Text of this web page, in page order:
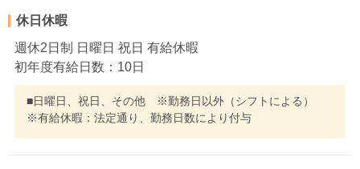
休日休暇
週休2日制 日曜日 祝日 有給休暇
初年度有給日数：10日
■日曜日、祝日、その他 ※勤務日以外（シフトによる）
※有給休暇：法定通り、勤務日数により付与